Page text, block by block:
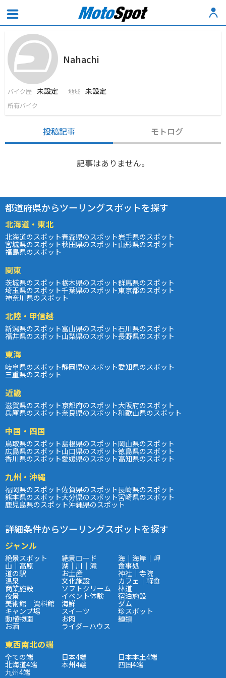
Nahachi
バイク歴 未設定 地域 未設定
所有バイク
投稿記事 モトログ
記事はありません。
都道府県からツーリングスポットを探す
北海道・東北
北海道のスポット青森県のスポット岩手県のスポット
宮城県のスポット秋田県のスポット山形県のスポット
福島県のスポット
関東
茨城県のスポット栃木県のスポット群馬県のスポット
埼玉県のスポット千葉県のスポット東京都のスポット
神奈川県のスポット
北陸・甲信越
新潟県のスポット富山県のスポット石川県のスポット
福井県のスポット山梨県のスポット長野県のスポット
東海
岐阜県のスポット静岡県のスポット愛知県のスポット
三重県のスポット
近畿
滋賀県のスポット京都府のスポット大阪府のスポット
兵庫県のスポット奈良県のスポット和歌山県のスポット
中国・四国
鳥取県のスポット島根県のスポット岡山県のスポット
広島県のスポット山口県のスポット徳島県のスポット
香川県のスポット愛媛県のスポット高知県のスポット
九州・沖縄
福岡県のスポット佐賀県のスポット長崎県のスポット
熊本県のスポット大分県のスポット宮崎県のスポット
鹿児島県のスポット沖縄県のスポット
詳細条件からツーリングスポットを探す
ジャンル
絶景スポット 絶景ロード 海｜海岸｜岬
山｜高原 湖｜川｜滝 食事処
道の駅 お土産 神社｜寺院
温泉 文化施設 カフェ｜軽食
商業施設 ソフトクリーム 林道
夜景 イベント体験 宿泊施設
美術館｜資料館 海鮮 ダム
キャンプ場 スイーツ 珍スポット
動植物園 お肉 麺類
お酒 ライダーハウス
東西南北の端
全ての端 日本4端 日本本土4端
北海道4端 本州4端 四国4端
九州4端